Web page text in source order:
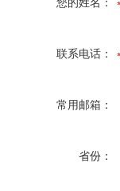
您的姓名：
联系电话：
常用邮箱：
省份：